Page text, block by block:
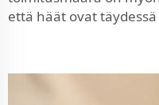
että häät ovat